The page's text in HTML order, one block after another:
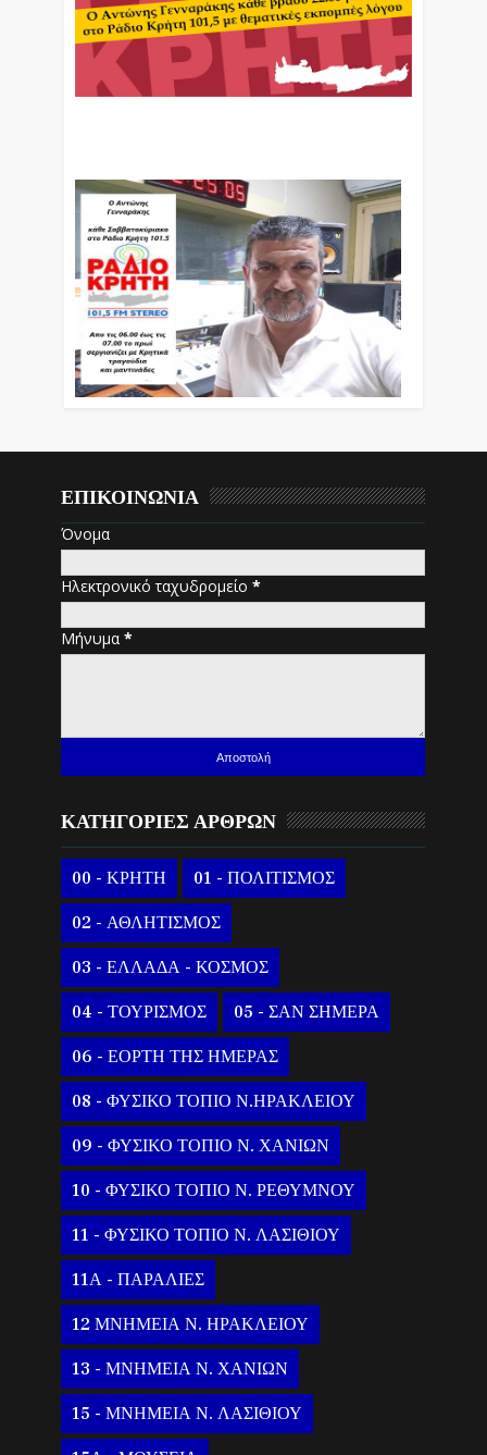
ΕΠΙΚΟΙΝΩΝΙΑ
Όνομα
Ηλεκτρονικό ταχυδρομείο*
Μήνυμα*
ΚΑΤΗΓΟΡΙΕΣ ΑΡΘΡΩΝ
00 - ΚΡΗΤΗ 01 - ΠΟΛΙΤΙΣΜΟΣ
02 - ΑΘΛΗΤΙΣΜΟΣ
03 - ΕΛΛΑΔΑ - ΚΟΣΜΟΣ
04 - ΤΟΥΡΙΣΜΟΣ 05 - ΣΑΝ ΣΗΜΕΡΑ
06 - ΕΟΡΤΗ ΤΗΣ ΗΜΕΡΑΣ
08 - ΦΥΣΙΚΟ ΤΟΠΙΟ Ν.ΗΡΑΚΛΕΙΟΥ
09 - ΦΥΣΙΚΟ ΤΟΠΙΟ Ν. ΧΑΝΙΩΝ
10 - ΦΥΣΙΚΟ ΤΟΠΙΟ Ν. ΡΕΘΥΜΝΟΥ
11 - ΦΥΣΙΚΟ ΤΟΠΙΟ Ν. ΛΑΣΙΘΙΟΥ
11Α - ΠΑΡΑΛΙΕΣ
12 ΜΝΗΜΕΙΑ Ν. ΗΡΑΚΛΕΙΟΥ
13 - ΜΝΗΜΕΙΑ Ν. ΧΑΝΙΩΝ
15 - ΜΝΗΜΕΙΑ Ν. ΛΑΣΙΘΙΟΥ